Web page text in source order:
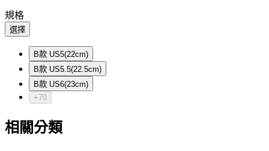
規格
選擇
B款 US5(22cm)
B款 US5.5(22.5cm)
B款 US6(23cm)
+70
相關分類